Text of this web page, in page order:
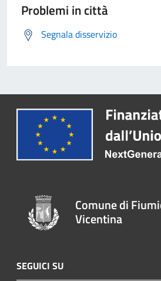
Problemi in città
Segnala disservizio
Comune di
Vicentina
SEGUICI SU